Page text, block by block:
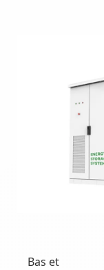
Bas et